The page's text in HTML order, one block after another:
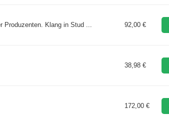
Klang in Stud ... 92,00 €
38,98 €
172,00 €